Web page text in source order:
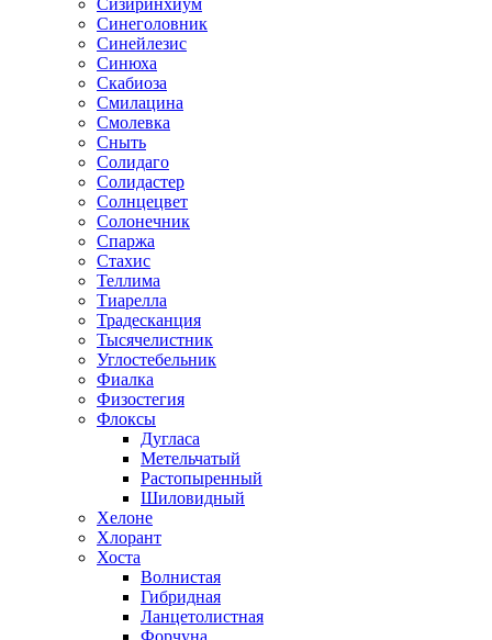
Сизиринхиум
Синеголовник
Синейлезис
Синюха
Скабиоза
Смилацина
Смолевка
Сныть
Солидаго
Солидастер
Солнцецвет
Солонечник
Спаржа
Стахис
Теллима
Тиарелла
Традесканция
Тысячелистник
Углостебельник
Фиалка
Физостегия
Флоксы
Дугласа
Метельчатый
Растопыренный
Шиловидный
Хелоне
Хлорант
Хоста
Волнистая
Гибридная
Ланцетолистная